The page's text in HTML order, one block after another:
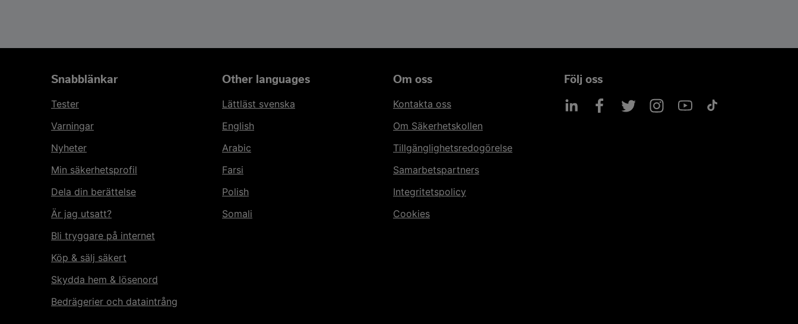
Snabblänkar
Tester
Varningar
Nyheter
Min säkerhetsprofil
Dela din berättelse
Är jag utsatt?
Bli tryggare på internet
Köp & sälj säkert
Skydda hem & lösenord
Bedrägerier och dataintrång
Other languages
Lättläst svenska
English
Arabic
Farsi
Polish
Somali
Om oss
Kontakta oss
Om Säkerhetskollen
Tillgänglighetsredogörelse
Samarbetspartners
Integritetspolicy
Cookies
Följ oss